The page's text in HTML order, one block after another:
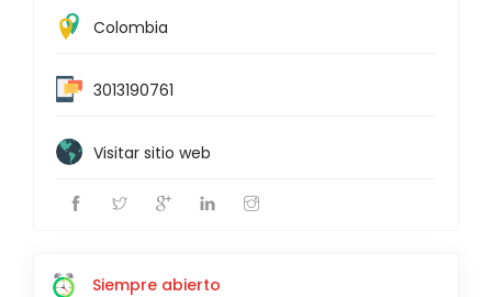
Colombia
3013190761
Visitar sitio web
Siempre abierto